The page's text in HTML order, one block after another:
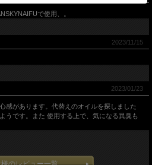
で使用、。
2023/11/15
2023/01/23
感があります。代替えのオイルを探しました
うです。また 使用する上で、気になる異臭も